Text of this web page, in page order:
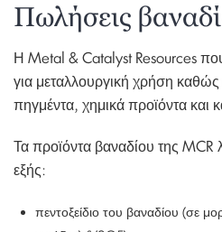
Πωλήσεις
Η Metal & Catalyst Resources
για μεταλλουργική χρήση
πηγμέντα, χημικά προϊόντα και
Τα προϊόντα βαναδίου της
εξής:
πεντοξείδιο του βαναδίου (σε